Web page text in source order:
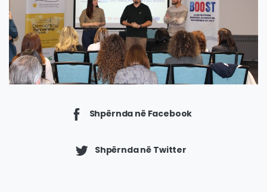
Shpërnda në Facebook
Shpërnda në Twitter